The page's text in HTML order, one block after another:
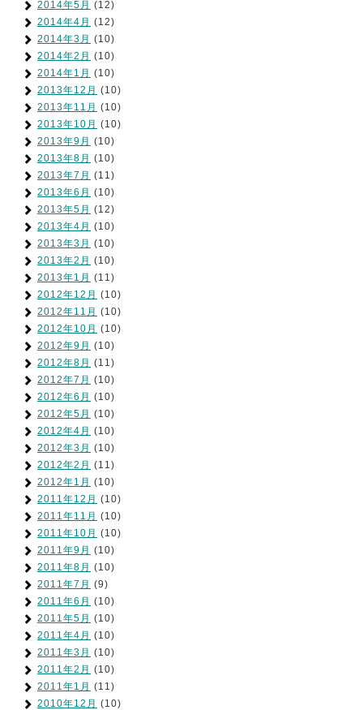
2014年5月 (12)
2014年4月 (12)
2014年3月 (10)
2014年2月 (10)
2014年1月 (10)
2013年12月 (10)
2013年11月 (10)
2013年10月 (10)
2013年9月 (10)
2013年8月 (10)
2013年7月 (11)
2013年6月 (10)
2013年5月 (12)
2013年4月 (10)
2013年3月 (10)
2013年2月 (10)
2013年1月 (11)
2012年12月 (10)
2012年11月 (10)
2012年10月 (10)
2012年9月 (10)
2012年8月 (11)
2012年7月 (10)
2012年6月 (10)
2012年5月 (10)
2012年4月 (10)
2012年3月 (10)
2012年2月 (11)
2012年1月 (10)
2011年12月 (10)
2011年11月 (10)
2011年10月 (10)
2011年9月 (10)
2011年8月 (10)
2011年7月 (9)
2011年6月 (10)
2011年5月 (10)
2011年4月 (10)
2011年3月 (10)
2011年2月 (10)
2011年1月 (11)
2010年12月 (10)